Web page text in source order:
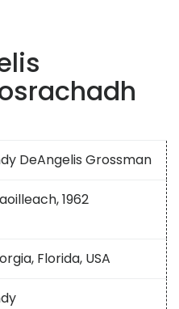
DeAngelis Grossman
1962
Florida, USA